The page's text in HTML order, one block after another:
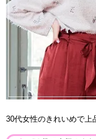
30代女性のきれいめで上